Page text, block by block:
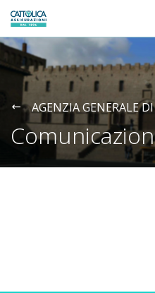
Generali logo
AGENZIA GENERALE